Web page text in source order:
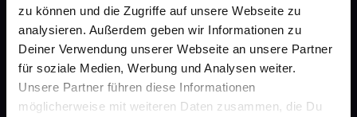
zu können und die Zugriffe auf unsere Webseite zu
analysieren. Außerdem geben wir Informationen zu
Deiner Verwendung unserer Webseite an unsere Partner
für soziale Medien, Werbung und Analysen weiter.
Unsere Partner führen diese Informationen
möglicherweise mit weiteren Daten zusammen, die Du
Sanitätshäuser
Datenschutz
AGB
Impressum